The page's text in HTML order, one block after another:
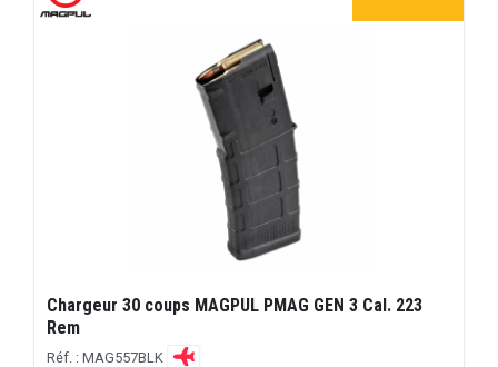
Chargeur 30 coups MAGPUL PMAG GEN 3 Cal. 223
Rem
Réf. : MAG557BLK